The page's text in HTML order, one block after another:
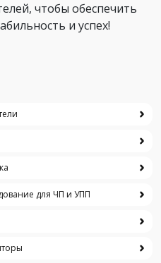
чтобы обеспечить
и успех!
для ЧП и УПП